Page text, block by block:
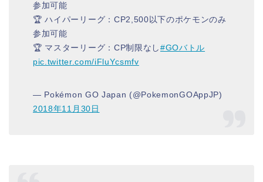
参加可能
🏆 ハイパーリーグ：CP2,500以下のポケモンのみ
参加可能
🏆 マスターリーグ：CP制限なし #GOバトル
pic.twitter.com/iFluYcsmfv
— Pokémon GO Japan (@PokemonGOAppJP)
2018年11月30日